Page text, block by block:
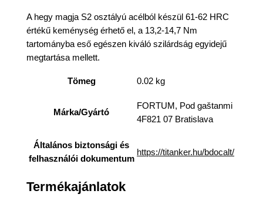
A hegy magja S2 osztályú acélból készül 61-62 HRC
értékű keménység érhető el, a 13,2-14,7 Nm
tartományba eső egészen kiváló szilárdság egyidejű
megtartása mellett.
Tömeg 0.02 kg
Márka/Gyártó
FORTUM, Pod gaštanmi
4F821 07 Bratislava
Általános biztonsági és
felhasználói dokumentum
https://titanker.hu/bdocalt/
Termékajánlatok